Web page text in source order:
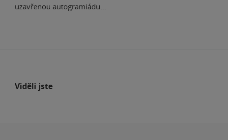
uzavřenou autogramiádu...
Viděli jste